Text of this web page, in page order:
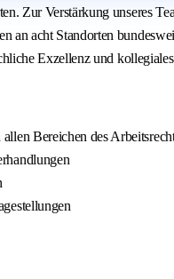
Zur Verstärkung unseres
an acht Standorten
Exzellenz und
Bereichen des